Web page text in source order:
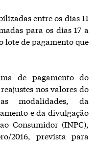
entre os dias 11
para os dias 17 a
lote de pagamento que
de pagamento do
nos valores do
modalidades, da
e da divulgação
Consumidor (INPC),
2016, prevista para